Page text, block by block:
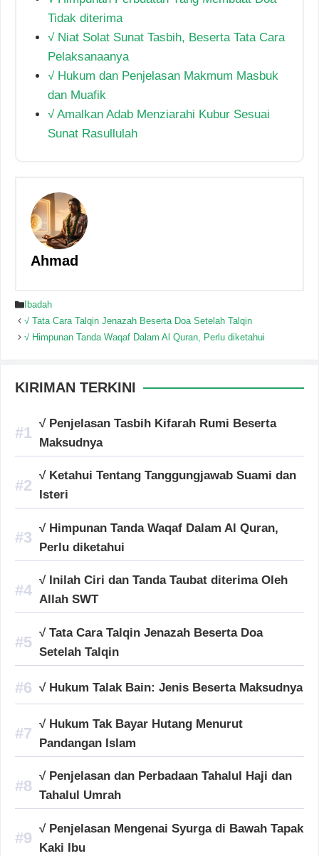
Tidak diterima
√ Niat Solat Sunat Tasbih, Beserta Tata Cara
Pelaksanaanya
√ Hukum dan Penjelasan Makmum Masbuk
dan Muafik
√ Amalkan Adab Menziarahi Kubur Sesuai
Sunat Rasullulah
Ahmad
Categories
Ibadah
√ Tata Cara Talqin Jenazah Beserta Doa Setelah Talqin
√ Himpunan Tanda Waqaf Dalam Al Quran, Perlu diketahui
KIRIMAN TERKINI
√ Penjelasan Tasbih Kifarah Rumi Beserta
Maksudnya
√ Ketahui Tentang Tanggungjawab Suami dan
Isteri
√ Himpunan Tanda Waqaf Dalam Al Quran,
Perlu diketahui
√ Inilah Ciri dan Tanda Taubat diterima Oleh
Allah SWT
√ Tata Cara Talqin Jenazah Beserta Doa
Setelah Talqin
√ Hukum Talak Bain: Jenis Beserta Maksudnya
√ Hukum Tak Bayar Hutang Menurut
Pandangan Islam
√ Penjelasan dan Perbadaan Tahalul Haji dan
Tahalul Umrah
√ Penjelasan Mengenai Syurga di Bawah Tapak
Kaki Ibu